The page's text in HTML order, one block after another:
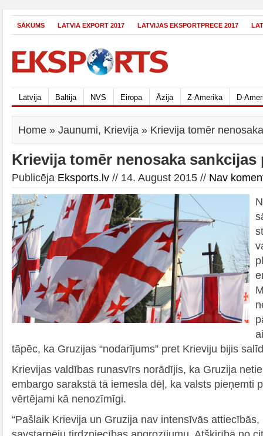
SĀKUMS LATVIA EXPORT 2017 LATVIJAS EKSPORTPRECE 2017
Latvija Baltija NVS Eiropa Āzija Z-Amerika D-
Home » Jaunumi, Krievija » Krievija tomēr
Krievija tomēr nenosaka sankcijas
Publicēja Eksports.lv // 14. August 2015 // Nav
tāpēc, ka Gruzijas “nodarījums” pret Krieviju bijis
Krievijas valdības runasvīrs norādījis, ka Gruzija
embargo sarakstā tā iemesla dēļ, ka valsts pieņemti
vērtējami kā nenozīmīgi.
“Pašlaik Krievija un Gruzija nav intensīvās